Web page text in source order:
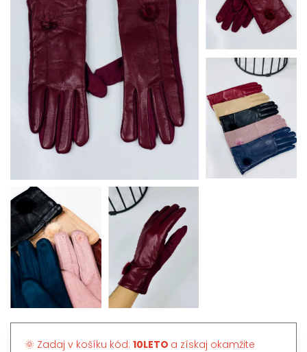
🌞 Zadaj v košíku kód: 10LETO a získaj okamžite